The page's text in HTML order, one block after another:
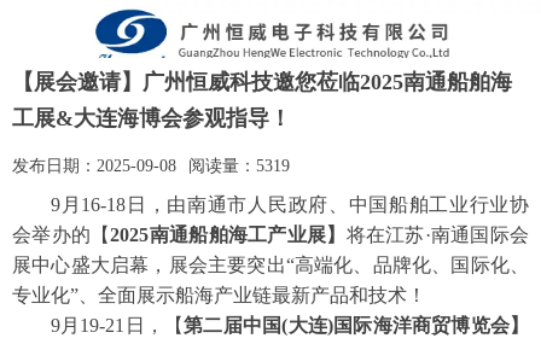
【展会邀请】广州恒威科技邀您莅临2025南通船舶海
工展&大连海博会参观指导！
发布日期： 2025-09-08 阅读量： 5319
9月16-18日，由南通市人民政府、中国船舶工业行业协
会举办的【2025南通船舶海工产业展】 将在江苏·南通国际会
展中心盛大启幕 ，展会主要突出“高端化、品牌化、国际化、
专业化”、全面展示船海产业链最新产品和技术！
9月19-21日，【第二届中国(大连)国际海洋商贸博览会】